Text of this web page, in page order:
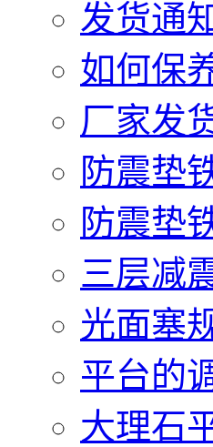
发货通
如何保
厂家发
防震垫
防震垫
三层减
光面塞
平台的
大理石